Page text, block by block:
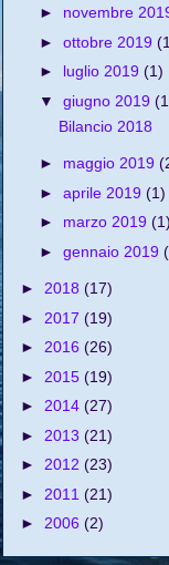
► novembre
► ottobre 2019
► luglio 2019 (1)
▼ giugno 2019
Bilancio 2018
► maggio 2019
► aprile 2019 (1)
► marzo 2019 (1)
► gennaio 2019
► 2018 (17)
► 2017 (19)
► 2016 (26)
► 2015 (19)
► 2014 (27)
► 2013 (21)
► 2012 (23)
► 2011 (21)
► 2006 (2)